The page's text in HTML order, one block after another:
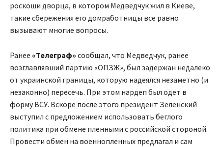
роскоши дворца, в котором Медведчук жил в Киеве,
такие сбережения его домработницы все равно
вызывают многие вопросы.
Ранее «Телеграф» сообщал, что Медведчук, ранее
возглавлявший партию «ОПЗЖ», был задержан недалеко
от украинской границы, которую надеялся незаметно (и
незаконно) пересечь. При этом нардеп был одет в
форму ВСУ. Вскоре после этого президент Зеленский
выступил с предложением использовать беглого
политика при обмене пленными с российской стороной.
Провести обмен на военнопленных предлагал и сам